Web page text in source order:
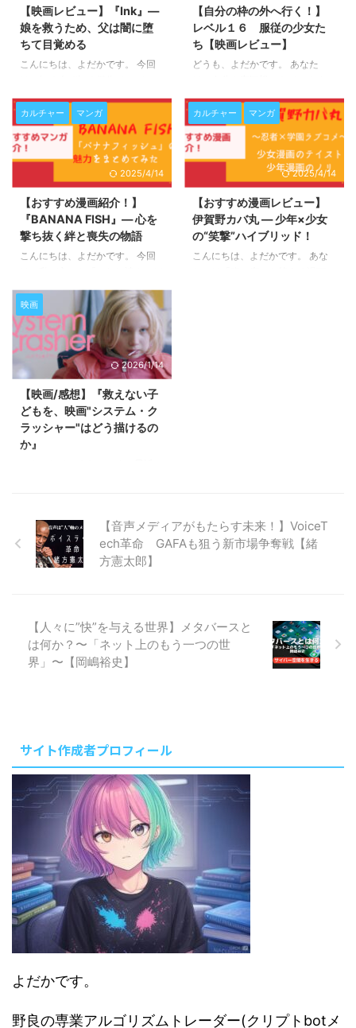
【映画レビュー】『Ink』—
娘を救うため、父は闇に堕
ちて目覚める
こんにちは、よだかです。 今回
ズ映画『Ink（インク）』をご紹
介します。 親子の絆をめぐるヒ
ューマンドラマ。でもそこ
に、“幻想”と“闇”のファンタジー
がスッと差し込まれてくる、不思
議な空気の映画です。 初見では
「何が起きてるのか分からない」
状態になるかもしれません。けれ
ど、ラストに向かってすべてがひ
とつに結びついていく構成は、非
常に緻密で美しい。 なので、ぜ
Prime Videoで視聴可能！ ◆ こ
んな人にお ...
【自分の枠の外へ行く！】
レベル１６ 服従の少女た
ち【映画レビュー】
どうも、よだかです。 あなた
か？ 自分の枠の外に出るって、
なかなか難しいですよね。 最近
見た映画から、そのことを考えさ
せられました。 SFスリラー映画
「レベル１６ 服従の少女たち」
の感想をまとめていきます。
カルチャー マンガ
2025/4/14
【おすすめ漫画紹介！】
『BANANA FISH』― 心を
撃ち抜く絆と喪失の物語
こんにちは、よだかです。 今回
しい」と思う作品をご紹介しま
す。その名も『BANANA
FISH（バナナフィッシュ）』。
ニューヨークを舞台に、2人の青
年の絆と陰謀、そして喪失が描か
れる本作は、何年経っても色褪せ
ない“感情の爆弾”のような漫画で
す。 小学生のときに祖父母の家
で出会ってから、何度も繰り返し
読み返し、大人になって再会した
ときには、迷わず全巻購入。漫画
カルチャー マンガ
2025/4/14
【おすすめ漫画レビュー】
伊賀野カバ丸 ― 少年×少女
の“笑撃”ハイブリッド！
こんにちは、よだかです。 あな
映画
2026/1/14
【映画/感想】『救えない子
どもを、映画"システム・ク
ラッシャー"はどう描けるの
か』
施設を転々とする9歳の女の子・
ベニーと、彼女を取り巻く大人た
ちの関わりを描いた作品です。
にも問題を抱えており、なぜ彼女
が施設で暮らしているのかは、映
画の中で断片的に示されていきま
す。 正直に言うと、観ていて何
【音声メディアがもたらす未来！】VoiceT
ech革命 GAFAも狙う新市場争奪戦【緒
方憲太郎】
【人々に”快”を与える世界】メタバースと
は何か？〜「ネット上のもう一つの世
界」〜【岡嶋裕史】
サイト作成者プロフィール
よだかです。
野良の専業アルゴリズムトレーダー(クリプトbotメ